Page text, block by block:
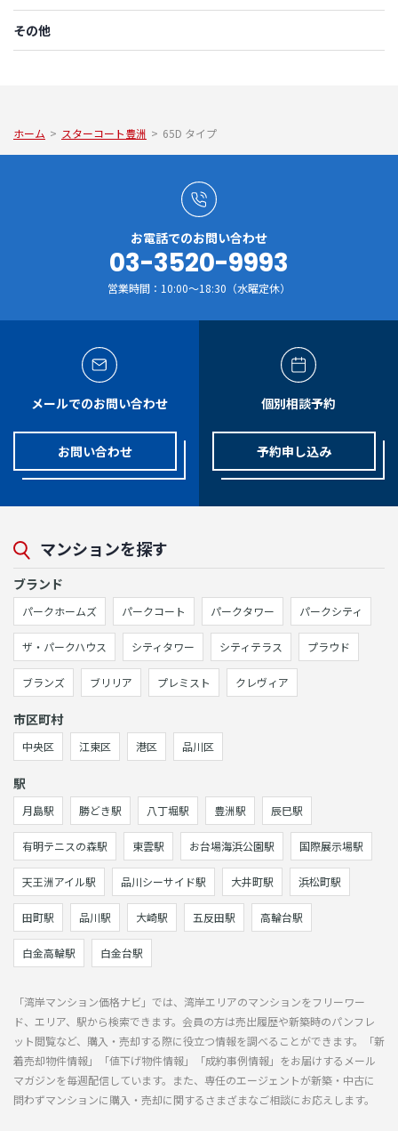
その他
ホーム > スターコート豊洲 > 65D タイプ
お電話でのお問い合わせ
03-3520-9993
営業時間：10:00～18:30（水曜定休）
メールでのお問い合わせ
お問い合わせ
個別相談予約
予約申し込み
マンションを探す
ブランド
パークホームズ パークコート パークタワー パークシティ
ザ・パークハウス シティタワー シティテラス プラウド
ブランズ ブリリア プレミスト クレヴィア
市区町村
中央区 江東区 港区 品川区
駅
月島駅 勝どき駅 八丁堀駅 豊洲駅 辰巳駅
有明テニスの森駅 東雲駅 お台場海浜公園駅 国際展示場駅
天王洲アイル駅 品川シーサイド駅 大井町駅 浜松町駅
田町駅 品川駅 大崎駅 五反田駅 高輪台駅
白金高輪駅 白金台駅
「湾岸マンション価格ナビ」では、湾岸エリアのマンションをフリーワー
ド、エリア、駅から検索できます。会員の方は売出履歴や新築時のパンフレ
ット閲覧など、購入・売却する際に役立つ情報を調べることができます。「新
着売却物件情報」「値下げ物件情報」「成約事例情報」をお届けするメール
マガジンを毎週配信しています。また、専任のエージェントが新築・中古に
問わずマンションに購入・売却に関するさまざまなご相談にお応えします。